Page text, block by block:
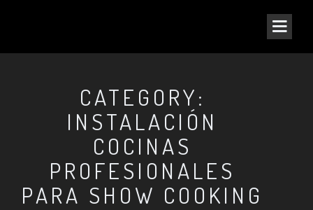
CATEGORY:
INSTALACIÓN
COCINAS
PROFESIONALES
PARA SHOW COOKING